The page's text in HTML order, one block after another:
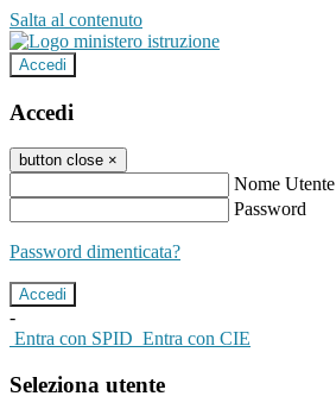
Salta al contenuto
Accedi
Accedi
button close ×
Nome Utente
Password
Password dimenticata?
-
Entra con SPID Entra con CIE
Seleziona utente